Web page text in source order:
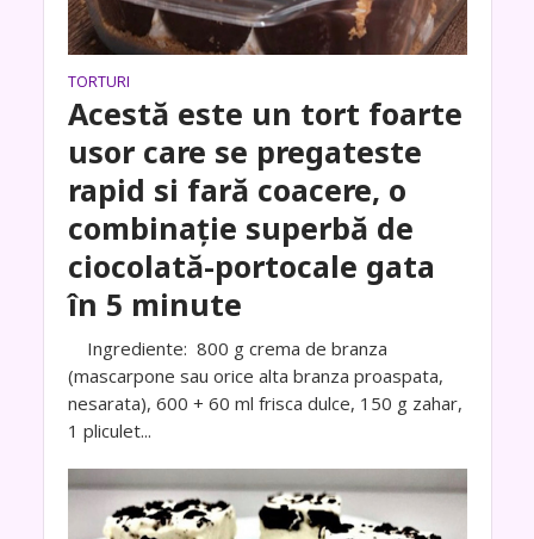
TORTURI
Acestă este un tort foarte
usor care se pregateste
rapid si fară coacere, o
combinație superbă de
ciocolată-portocale gata
în 5 minute
Ingrediente: 800 g crema de branza
(mascarpone sau orice alta branza proaspata,
nesarata), 600 + 60 ml frisca dulce, 150 g zahar,
1 pliculet...